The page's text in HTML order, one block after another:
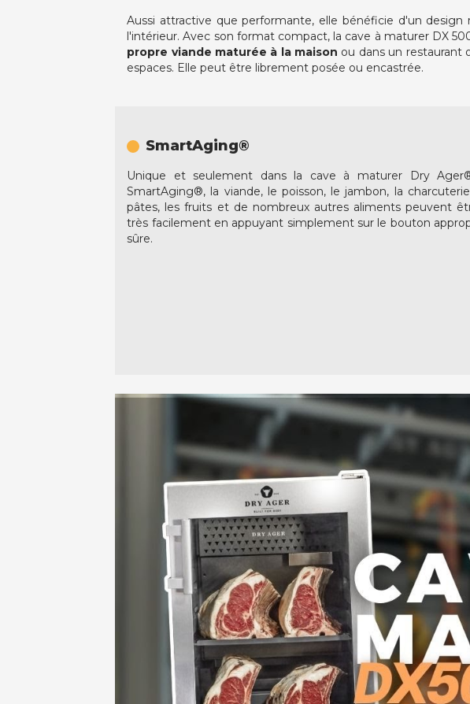
Aussi attractive que performante, elle bénéficie d'un
l'intérieur. Avec son format compact, la cave à maturer DX
propre viande maturée à la maison ou dans un restaurant
espaces. Elle peut être librement posée ou encastrée.
SmartAging®
Unique et seulement dans la cave à maturer Dry
SmartAging®, la viande, le poisson, le jambon, la
pâtes, les fruits et de nombreux autres aliments peuvent
très facilement en appuyant simplement sur le bouton
sûre.